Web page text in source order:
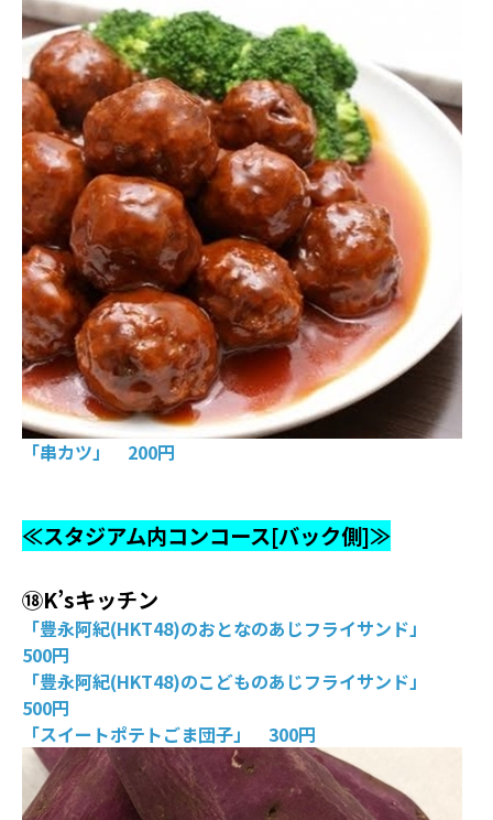
「串カツ」 200円
≪スタジアム内コンコース[バック側]≫
⑱K’sキッチン
「豊永阿紀(HKT48)のおとなのあじフライサンド」
500円
「豊永阿紀(HKT48)のこどものあじフライサンド」
500円
「スイートポテトごま団子」 300円